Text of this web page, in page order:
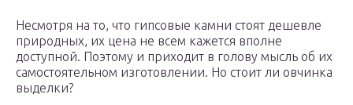
Несмотря на то, что гипсовые камни стоят дешевле
природных, их цена не всем кажется вполне
доступной. Поэтому и приходит в голову мысль об их
самостоятельном изготовлении. Но стоит ли овчинка
выделки?